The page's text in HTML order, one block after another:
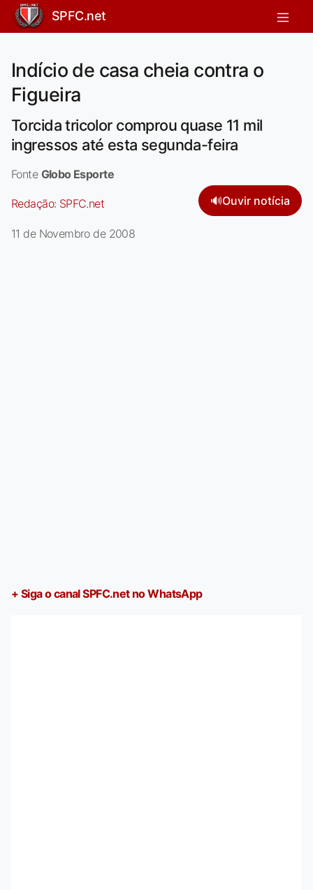
SPFC.net
Indício de casa cheia contra o
Figueira
Torcida tricolor comprou quase 11 mil
ingressos até esta segunda-feira
Fonte Globo Esporte
Redação: SPFC.net 🔊Ouvir notícia
11 de Novembro de 2008
+ Siga o canal SPFC.net no WhatsApp